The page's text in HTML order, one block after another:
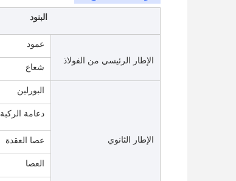
البنود
الإطار الرئيسي من الفولاذ
عمود
شعاع
الإطار الثانوي
البورلين
دعامة الركبة
عصا العقدة
العصا